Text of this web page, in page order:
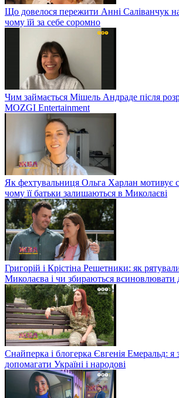
Що довелося пережити Анні Саліванчук
чому їй за себе соромно
Чим займається Мішель Андраде після
MOZGI Entertainment
Як фехтувальниця Ольга Харлан мотивує
чому її батьки залишаються в Миколаєві
Григорій і Крістіна Решетники: як
Миколаєва і чи збираються всиновлювати
Снайперка і блогерка Євгенія Емеральд: я
допомагати Україні і народові